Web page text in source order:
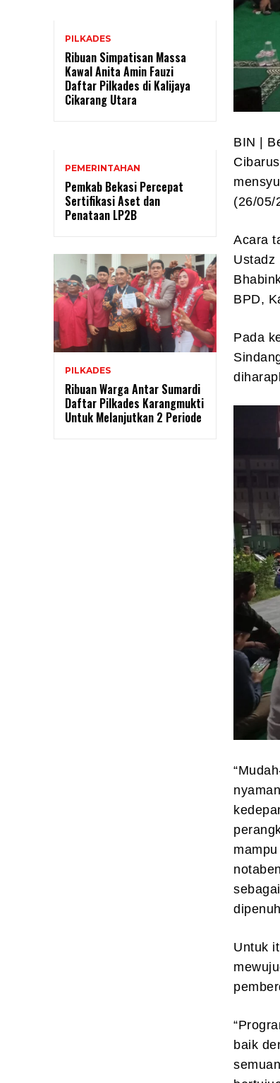
PILKADES
Ribuan Simpatisan Massa
Kawal Anita Amin Fauzi
Daftar Pilkades di Kalijaya
Cikarang Utara
PEMERINTAHAN
Pemkab Bekasi Percepat
Sertifikasi Aset dan
Penataan LP2B
PILKADES
Ribuan Warga Antar Sumardi
Daftar Pilkades Karangmukti
Untuk Melanjutkan 2 Periode
BIN |
(26/05/
Acara
Ustadz
BPD,
Pada
Untuk
baik